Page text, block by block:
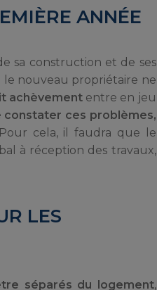
ANNÉE
sa construction et de ses
le nouveau propriétaire ne
achèvemententre en jeu
constater ces problèmes,
cela, il faudra que le
à réception des travaux,
LES
séparés du logement,